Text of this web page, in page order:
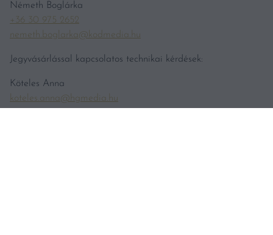
Németh Boglárka
+36 30 975 2652
nemeth.boglarka@kodmedia.hu
Jegyvásárlással kapcsolatos technikai kérdések:
Köteles Anna
koteles.anna@hgmedia.hu